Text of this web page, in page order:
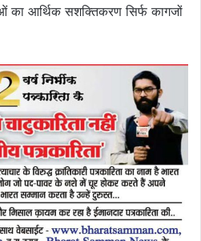
का आर्थिक सशक्तिकरण सिर्फ कागजों